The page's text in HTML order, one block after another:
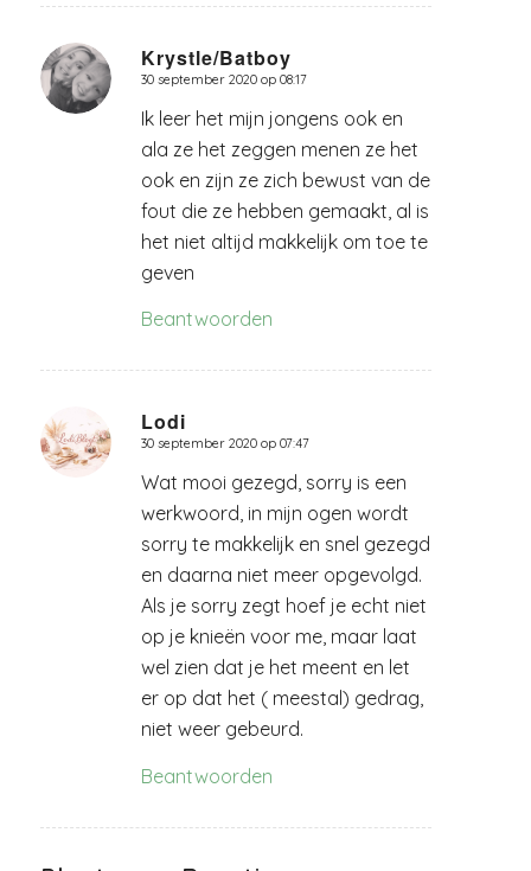
Krystle/Batboy
zegt:
30 september 2020 op 08:17
Ik leer het mijn jongens ook en
ala ze het zeggen menen ze het
ook en zijn ze zich bewust van de
fout die ze hebben gemaakt, al is
het niet altijd makkelijk om toe te
geven
Beantwoorden
Lodi
zegt:
30 september 2020 op 07:47
Wat mooi gezegd, sorry is een
werkwoord, in mijn ogen wordt
sorry te makkelijk en snel gezegd
en daarna niet meer opgevolgd.
Als je sorry zegt hoef je echt niet
op je knieën voor me, maar laat
wel zien dat je het meent en let
er op dat het ( meestal) gedrag,
niet weer gebeurd.
Beantwoorden